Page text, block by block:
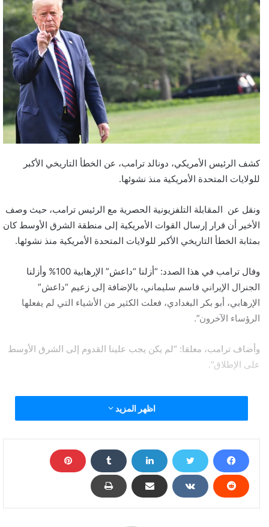
كشف الرئيس الأمريكي، دونالد ترامب، عن الخطأ التاريخي الأكبر
للولايات المتحدة الأمريكية منذ نشوئها.
ونقل عن المقابلة التلفزيونية الحصرية مع الرئيس ترامب، حيث وصف
الأخير أن قرار إرسال القوات الأمريكية إلى منطقة الشرق الأوسط كان
بمثابة الخطأ التاريخي الأكبر للولايات المتحدة الأمريكية منذ نشوئها.
وفال ترامب في هذا الصدد: “أزلنا “داعش” الإرهابية 100% وأزلنا
الجنرال الإيراني قاسم سليماني، بالإضافة إلى زعيم “داعش”
الإرهابي، أبو بكر البغدادي، فعلت الكثير من الأشياء التي لم يفعلها
الرؤساء الآخرون”.
وأضاف ترامب، معلقا: “لم يكن يجب علينا القدوم إلى الشرق الأوسط
على الإطلاق”.
ترامب يكشف عن الخطأ التاريخي الأكبر للولايات المتحدة
اظهر المزيد